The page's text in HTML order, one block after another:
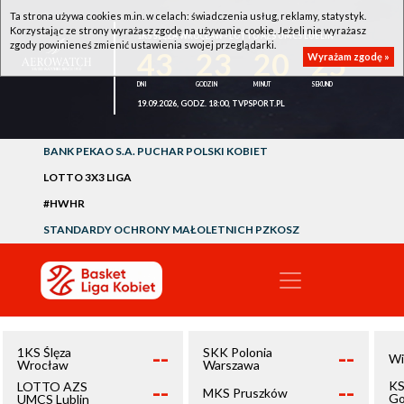
1KS ŚLĘZA WROCŁAW - LOTTO AZS UMCS LUBLIN
24
19.09.2026, GODZ. 18:00, TVPSPORT.PL
BANK PEKAO S.A. PUCHAR POLSKI KOBIET
LOTTO 3X3 LIGA
#HWHR
STANDARDY OCHRONY MAŁOLETNICH PZKOSZ
1KS Ślęza
Wrocław
--
LOTTO AZS
UMCS Lublin
--
SKK Polonia
Warszawa
--
MKS Pruszków --
Ta strona używa cookies m.in. w celach: świadczenia usług, reklamy, statystyk.
Korzystając ze strony wyrażasz zgodę na używanie cookie. Jeżeli nie wyrażasz
zgody powinieneś zmienić ustawienia swojej przeglądarki.
Wyrażam zgodę »